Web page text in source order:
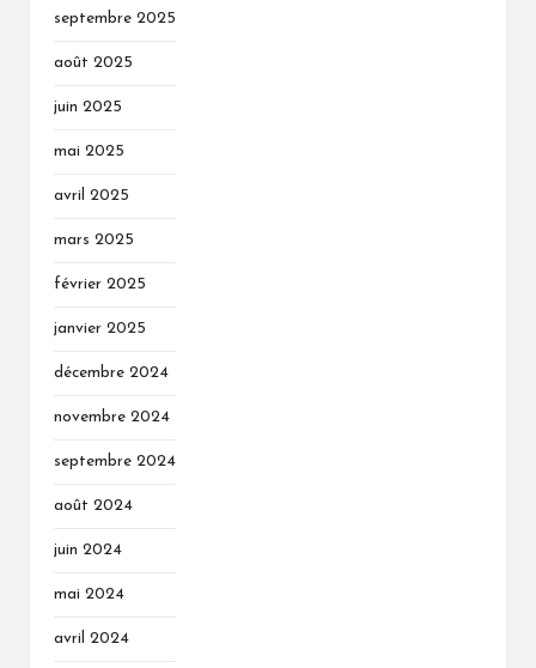
septembre 2025
août 2025
juin 2025
mai 2025
avril 2025
mars 2025
février 2025
janvier 2025
décembre 2024
novembre 2024
septembre 2024
août 2024
juin 2024
mai 2024
avril 2024